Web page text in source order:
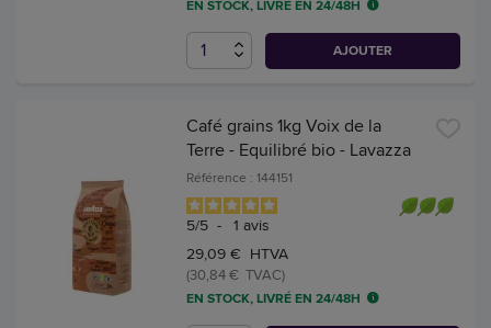
EN STOCK, LIVRÉ EN 24/48H
AJOUTER
Café grains 1kg Voix de la
Terre - Equilibré bio - Lavazza
Référence : 144151
5/5 - 1 avis
29,09 € HTVA
(30,84 € TVAC)
EN STOCK, LIVRÉ EN 24/48H